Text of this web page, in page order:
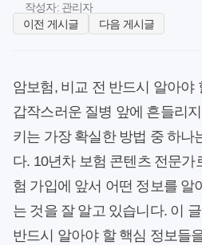
작성자: 관리자
이전 게시글
다음 게시글
암보험, 비교 전 반드시 알아야
갑작스러운 질병 앞에 흔들리
키는 가장 확실한 방법 중 하나
다. 10년차 보험 콘텐츠 전문가
험 가입에 앞서 어떤 정보를 알
는 것을 잘 알고 있습니다. 이
반드시 알아야 할 핵심 정보들